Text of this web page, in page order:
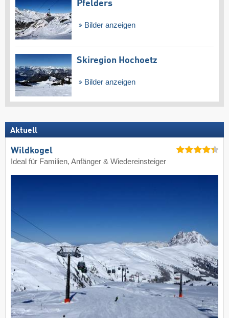
Pfelders
Bilder anzeigen
Skiregion Hochoetz
Bilder anzeigen
Aktuell
Wildkogel
Ideal für Familien, Anfänger & Wiedereinsteiger